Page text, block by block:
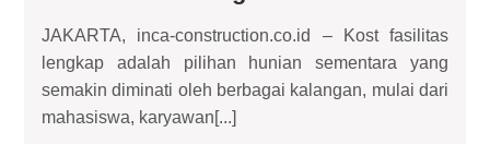
JAKARTA, inca-construction.co.id – Kost fasilitas
lengkap adalah pilihan hunian sementara yang
semakin diminati oleh berbagai kalangan, mulai dari
mahasiswa, karyawan[...]